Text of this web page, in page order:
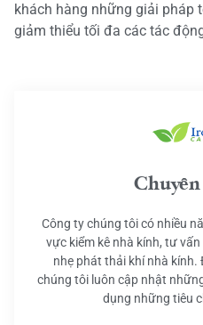
khách hàng những giải pháp
giảm thiểu tối đa các tác
Công ty chúng tôi có nhiều
vực kiểm kê nhà kính, tư
nhẹ phát thải khí nhà kính.
chúng tôi luôn cập nhật
dụng những tiêu